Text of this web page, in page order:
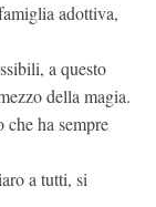
adottiva,
a questo
della magia.
ha sempre
a tutti, si